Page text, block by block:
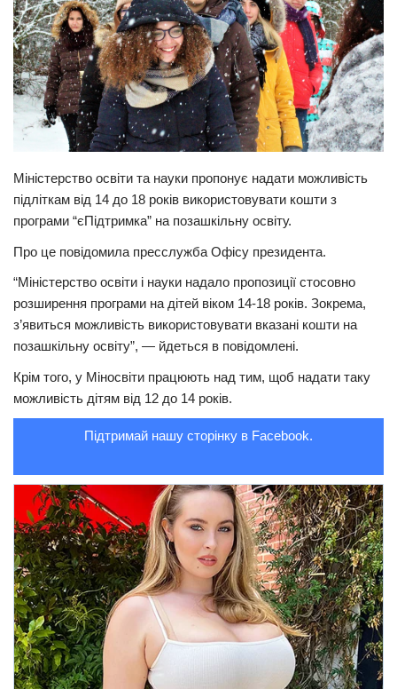
Світ
Цікаво
Наука
Технології
Історії
Привітання
Здоров’я
Події
Кримінал
Трагедії
Курйози
Суспільство
Культура
Міністерство освіти та науки пропонує надати можливість
підліткам від 14 до 18 років використовувати кошти з
програми “єПідтримка” на позашкільну освіту.
Про це повідомила пресслужба Офісу президента.
“Міністерство освіти і науки надало пропозиції стосовно
розширення програми на дітей віком 14-18 років. Зокрема,
з’явиться можливість використовувати вказані кошти на
позашкільну освіту”, — йдеться в повідомлені.
Крім того, у Міносвіти працюють над тим, щоб надати таку
можливість дітям від 12 до 14 років.
Підтримай нашу сторінку в Facebook.